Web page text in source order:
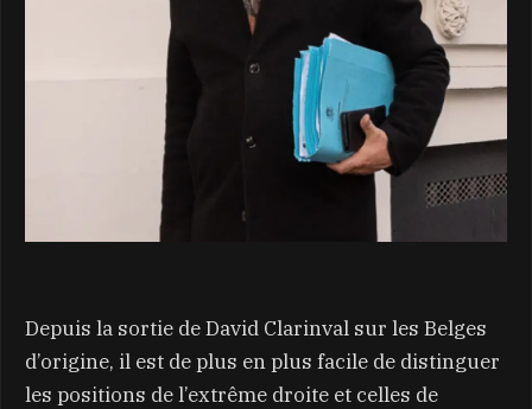
Depuis la sortie de David Clarinval sur les Belges
d’origine, il est de plus en plus facile de distinguer
les positions de l’extrême droite et celles de